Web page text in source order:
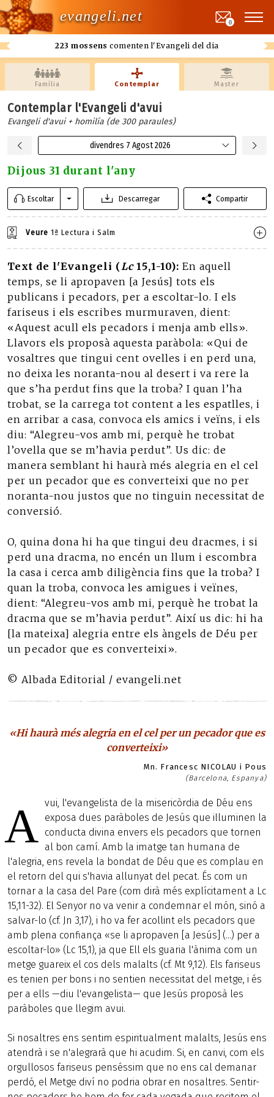
evangeli.net
223 mossens comenten l'Evangeli del dia
0
Família Contemplar Master
Contemplar l'Evangeli d'avui
Evangeli d'avui + homilía (de 300 paraules)
divendres 7 Agost 2026
Dijous 31 durant l'any
Escoltar Descarregar Compartir
Veure 1ª Lectura i Salm
Text de l'Evangeli (Lc15,1-10): En aquell
temps, se li apropaven [a Jesús] tots els
publicans i pecadors, per a escoltar-lo. I els
fariseus i els escribes murmuraven, dient:
«Aquest acull els pecadors i menja amb ells».
Llavors els proposà aquesta paràbola: «Qui de
vosaltres que tingui cent ovelles i en perd una,
no deixa les noranta-nou al desert i va rere la
que s’ha perdut fins que la troba? I quan l’ha
trobat, se la carrega tot content a les espatlles, i
en arribar a casa, convoca els amics i veïns, i els
diu: “Alegreu-vos amb mi, perquè he trobat
l’ovella que se m’havia perdut”. Us dic: de
manera semblant hi haurà més alegria en el cel
per un pecador que es converteixi que no per
noranta-nou justos que no tinguin necessitat de
conversió.
O, quina dona hi ha que tingui deu dracmes, i si
perd una dracma, no encén un llum i escombra
la casa i cerca amb diligència fins que la troba? I
quan la troba, convoca les amigues i veïnes,
dient: “Alegreu-vos amb mi, perquè he trobat la
dracma que se m’havia perdut”. Així us dic: hi ha
[la mateixa] alegria entre els àngels de Déu per
un pecador que es converteixi».
© Albada Editorial / evangeli.net
«Hi haurà més alegria en el cel per un pecador que es
converteixi»
Mn. Francesc NICOLAU i Pous
(Barcelona, Espanya)
A vui, l'evangelista de la misericòrdia de Déu ens
exposa dues paràboles de Jesús que il·luminen la
conducta divina envers els pecadors que tornen
al bon camí. Amb la imatge tan humana de
l'alegria, ens revela la bondat de Déu que es complau en
el retorn del qui s'havia allunyat del pecat. És com un
tornar a la casa del Pare (com dirà més explícitament a Lc
15,11-32). El Senyor no va venir a condemnar el món, sinó a
salvar-lo (cf. Jn 3,17), i ho va fer acollint els pecadors que
amb plena confiança «se li apropaven [a Jesús] (...) per a
escoltar-lo» (Lc 15,1), ja que Ell els guaria l'ànima com un
metge guareix el cos dels malalts (cf. Mt 9,12). Els fariseus
es tenien per bons i no sentien necessitat del metge, i és
per a ells —diu l'evangelista— que Jesús proposà les
paràboles que llegim avui.
Si nosaltres ens sentim espiritualment malalts, Jesús ens
atendrà i se n'alegrarà que hi acudim. Si, en canvi, com els
orgullosos fariseus penséssim que no ens cal demanar
perdó, el Metge diví no podria obrar en nosaltres. Sentir-